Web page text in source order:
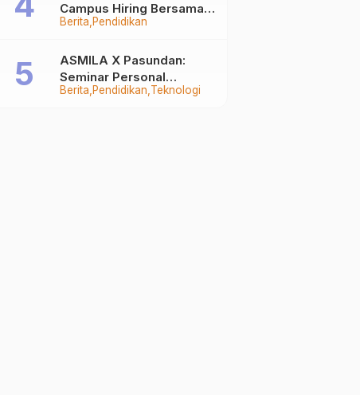
Berita Pendidikan
Campus Hiring Bersama
PKSS, Buka Peluang Kerja
Berita Pendidikan Teknologi
ASMILA X Pasundan:
Seminar Personal
Branding dan Kreativitas